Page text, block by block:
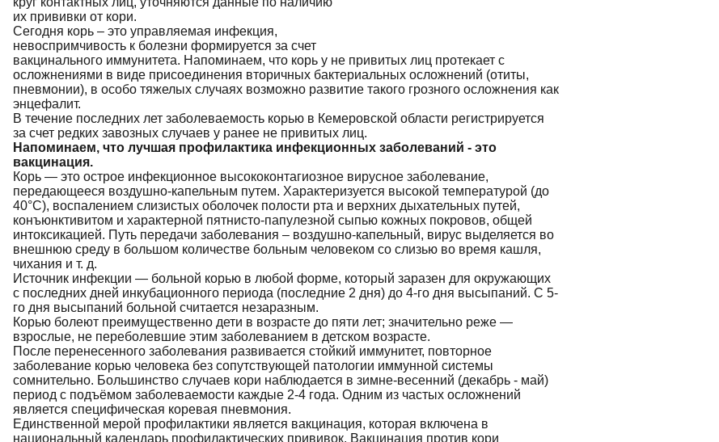
их прививки от кори.
Сегодня корь – это управляемая инфекция,
невоспримчивость к болезни формируется за счет
вакцинального иммунитета. Напоминаем, что корь у не привитых лиц протекает с
осложнениями в виде присоединения вторичных бактериальных осложнений (отиты,
пневмонии), в особо тяжелых случаях возможно развитие такого грозного осложнения как
энцефалит.
В течение последних лет заболеваемость корью в Кемеровской области регистрируется
за счет редких завозных случаев у ранее не привитых лиц.
Напоминаем, что лучшая профилактика инфекционных заболеваний - это
вакцинация.
Корь — это острое инфекционное высококонтагиозное вирусное заболевание,
передающееся воздушно-капельным путем. Характеризуется высокой температурой (до
40°C), воспалением слизистых оболочек полости рта и верхних дыхательных путей,
конъюнктивитом и характерной пятнисто-папулезной сыпью кожных покровов, общей
интоксикацией. Путь передачи заболевания – воздушно-капельный, вирус выделяется во
внешнюю среду в большом количестве больным человеком со слизью во время кашля,
чихания и т. д.
Источник инфекции — больной корью в любой форме, который заразен для окружающих
с последних дней инкубационного периода (последние 2 дня) до 4-го дня высыпаний. С 5-
го дня высыпаний больной считается незаразным.
Корью болеют преимущественно дети в возрасте до пяти лет; значительно реже —
взрослые, не переболевшие этим заболеванием в детском возрасте.
После перенесенного заболевания развивается стойкий иммунитет, повторное
заболевание корью человека без сопутствующей патологии иммунной системы
сомнительно. Большинство случаев кори наблюдается в зимне-весенний (декабрь - май)
период с подъёмом заболеваемости каждые 2-4 года. Одним из частых осложнений
является специфическая коревая пневмония.
Единственной мерой профилактики является вакцинация, которая включена в
национальный календарь профилактических прививок. Вакцинация против кори